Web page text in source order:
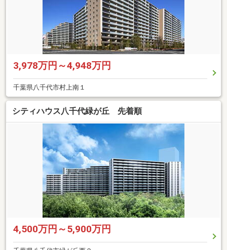
3,978万円～4,948万円
千葉県八千代市村上南１
シティハウス八千代緑が丘 先着順
4,500万円～5,900万円